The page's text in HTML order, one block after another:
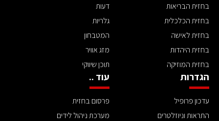
בחזית הבריאות
בחזית הכלכלית
בחזית לאישה
בחזית היהדות
בחזית המוזיקה
דעות
גלריות
המטבחון
מזג אוויר
תוכן שיווקי
הגדרות
עדכון פרופיל
התראות וניוזלטרים
עוד ..
פרסום בחזית
מערכת ניהול לידים